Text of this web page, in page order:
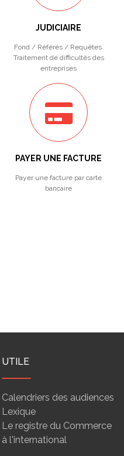
JUDICIAIRE
Fond / Référés / Requêtes.
Traitement de difficultés des
entreprises
PAYER UNE FACTURE
Payer une facture par carte
bancaire
UTILE
Calendriers des audiences
Lexique
Le registre du Commerce
à l'international